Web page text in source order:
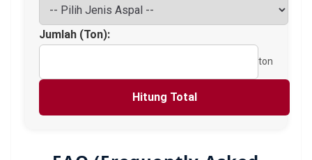
Jumlah (Ton):
ton
Hitung Total